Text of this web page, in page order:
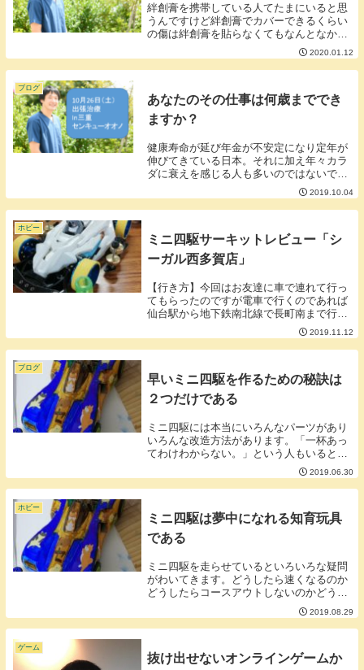
絆創膏を携帯している人てたまにいると思
うんですけど絆創膏でカバーできるくらい
の傷は絆創膏を貼らなくてもなんとなかる
レベルの傷です。絆創膏でなんとかならな
い傷に絆創膏の出番はありません。つま
り、絆創膏は基本的に出番がないものにな
2020.01.12
ブログ
あなたのその仕事は何歳まででき
ますか？
健康寿命が延び年金が不安定になり定年が
伸びてきている日本。それに加え年々カラ
ダに衰えを感じる人も多いのではないでし
ょうか？■あなたのその仕事は何歳まで続
けられますか？定年が伸びる一方肉体労働
や夜間労働など年齢を重ねると続けること
2019.10.04
ホビー
ミニ四駆サーキットレビュー「シ
ーガル西多賀店」
【行き方】今回はお友達に車で連れて行っ
てもらったのですが電車で行くのであれば
仙台駅から地下鉄南北線で長町南まで行き
ます。仙台～長町南は約２０分です。長町
南から徒歩１５分くらいで到着しそうな場
所にあります。【コース】バンク、スロー
2019.11.12
ブログ
早いミニ四駆を作るための秘訣は
２つだけである
ミニ四駆には本当にいろんなパーツがあり
いろんな改造方法があります。「一杯あっ
てわけわからない。」という人もいると思
います。ミニ四駆を速くするポイントを絞
ると大きく２つに絞られます。①電池②モ
ーター極論ですが新しい電池といいモータ
2019.06.30
ホビー
ミニ四駆は夢中になれる知育玩具
である
ミニ四駆を走らせているといろいろな疑問
がわいてきます。どうしたら速くなるのか
どうしたらコースアウトしないのかどうし
たらカーブをうまく曲がれるかどうしたら
坂をうまく越せるかそういうことを考えな
がらミニ四駆をいじっていくことで発想
2019.08.29
ゲーム
抜け出せないオンラインゲームか